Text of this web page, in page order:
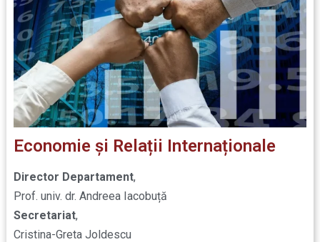
Economie și Relații Internaționale
Director Departament,
Prof. univ. dr. Andreea Iacobuță
Secretariat,
Cristina-Greta Joldescu